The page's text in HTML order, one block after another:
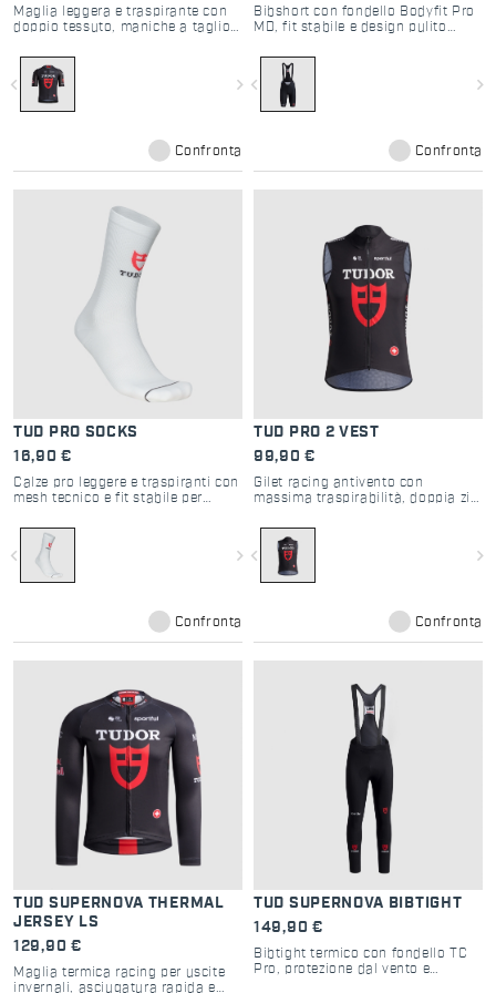
Maglia leggera e traspirante con
doppio tessuto, maniche a taglio
navigate_before navigate_next
Confronta
Bibshort con fondello Bodyfit Pro
MD, fit stabile e design pulito
navigate_before navigate_next
Confronta
TUD PRO SOCKS
16,90 €
Calze pro leggere e traspiranti con
mesh tecnico e fit stabile per
navigate_before navigate_next
Confronta
TUD PRO 2 VEST
99,90 €
Gilet racing antivento con
massima traspirabilità, doppia zip
navigate_before navigate_next
Confronta
TUD SUPERNOVA THERMAL
JERSEY LS
129,90 €
Maglia termica racing per uscite
invernali, asciugatura rapida e
TUD SUPERNOVA BIBTIGHT
149,90 €
Bibtight termico con fondello TC
Pro, protezione dal vento e